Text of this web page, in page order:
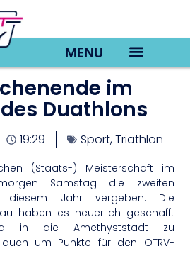
MENU
im
Duathlons
19:29 Sport,Triathlon
(Staats-) Meisterschaft im
Samstag die zweiten
Jahr vergeben. Die
haben es neuerlich geschafft
in die Amethyststadt zu
um Punkte für den ÖTRV-